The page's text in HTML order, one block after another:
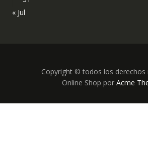
« Jul
Copyright © todos los derechos
Online Shop por Acme